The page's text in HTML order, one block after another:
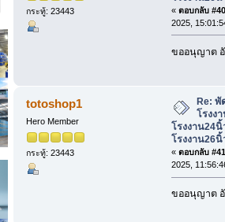
กระทู้: 23443 « ตอบกลับ
2025,
ขออนุญาต
totoshop1
Hero Member
กระทู้: 23443
Re:
โรงง
โรงงาน24
โรงงาน26
« ตอบกลับ
2025,
ขออนุญาต